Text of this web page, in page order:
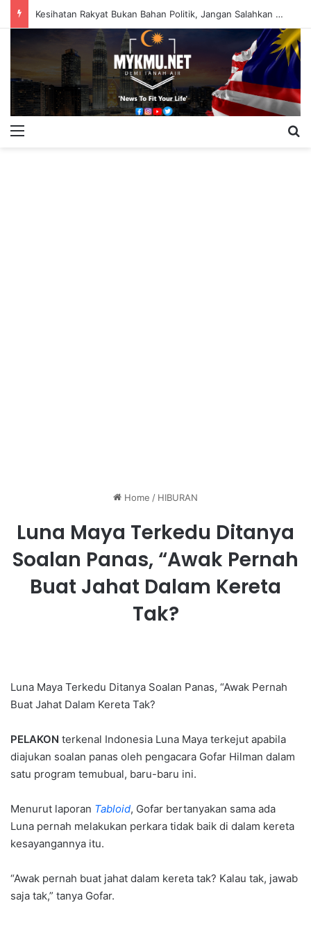
Kesihatan Rakyat Bukan Bahan Politik, Jangan Salahkan Onn Hafiz – Haslinda Salleh
Home / HIBURAN
Luna Maya Terkedu Ditanya
Soalan Panas, “Awak Pernah
Buat Jahat Dalam Kereta
Tak?
Luna Maya Terkedu Ditanya Soalan Panas, “Awak Pernah
Buat Jahat Dalam Kereta Tak?
PELAKON terkenal Indonesia Luna Maya terkejut apabila
diajukan soalan panas oleh pengacara Gofar Hilman dalam
satu program temubual, baru-baru ini.
Menurut laporan Tabloid, Gofar bertanyakan sama ada
Luna pernah melakukan perkara tidak baik di dalam kereta
kesayangannya itu.
“Awak pernah buat jahat dalam kereta tak? Kalau tak, jawab
saja tak,” tanya Gofar.